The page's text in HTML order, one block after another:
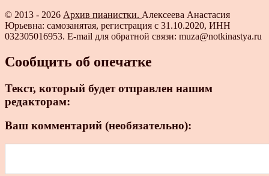
© 2013 - 2026 Архив пианистки. Алексеева Анастасия
Юрьевна: самозанятая, регистрация с 31.10.2020, ИНН
032305016953. E-mail для обратной связи: muza@notkinastya.ru
Сообщить об опечатке
Текст, который будет отправлен нашим
редакторам:
Ваш комментарий (необязательно):